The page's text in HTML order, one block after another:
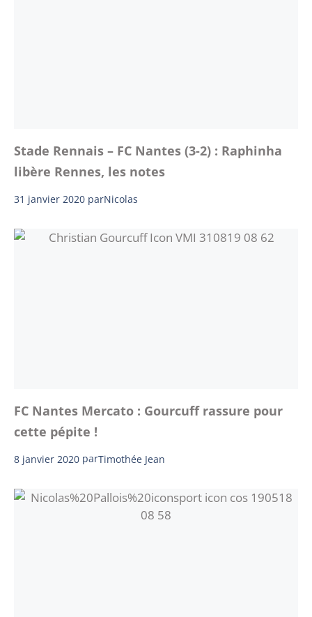
Stade Rennais – FC Nantes (3-2) : Raphinha
libère Rennes, les notes
31 janvier 2020 parNicolas
FC Nantes Mercato : Gourcuff rassure pour
cette pépite !
8 janvier 2020 parTimothée Jean